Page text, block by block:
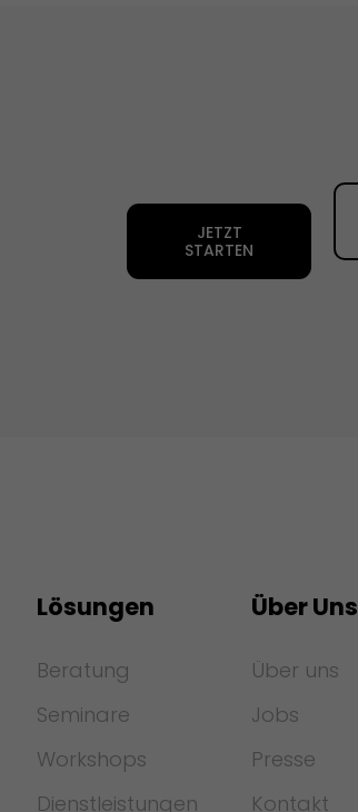
JETZT
STARTEN
Lösungen
Beratung
Seminare
Workshops
Dienstleistungen
Über Uns
Über uns
Jobs
Presse
Kontakt